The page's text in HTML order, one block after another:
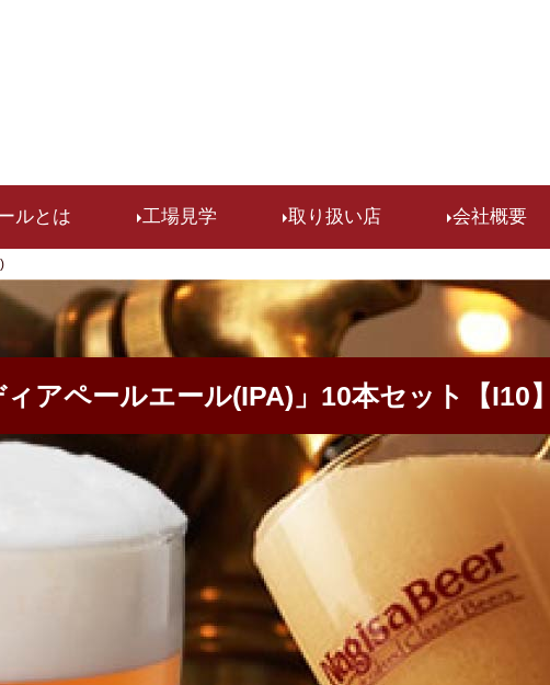
ルとは 工場見学 取り扱い店 会社概要
ィアペールエール(IPA)」10本セット【I10